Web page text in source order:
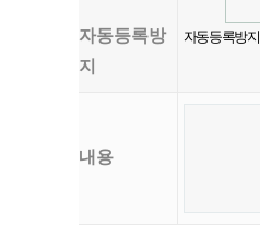
자동등록방
지
내용